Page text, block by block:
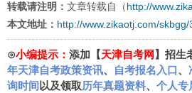
转载请注明： 文章转载自（ http://
本文地址： http://www.zikaotj.com/
⊙小编提示： 添加【天津自考网 】招生
年天津自考政策资讯、 自考报名入口、
询时间 以及领取历年真题资料、 个人专